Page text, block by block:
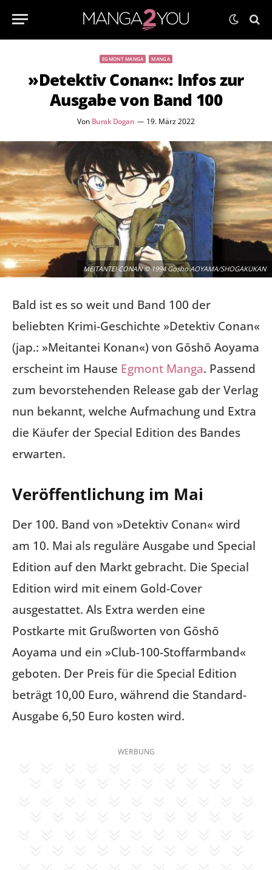
EGMONT MANGA MANGA
»Detektiv Conan«: Infos zur
Ausgabe von Band 100
Von Burak Dogan 19. März 2022
MEITANTEI CONAN © 1994 Gosho AOYAMA/SHOGAKUKAN
Bald ist es so weit und Band 100 der
beliebten Krimi-Geschichte »Detektiv Conan«
(jap.: »Meitantei Konan«) von Gōshō Aoyama
erscheint im Hause Egmont Manga. Passend
zum bevorstehenden Release gab der Verlag
nun bekannt, welche Aufmachung und Extra
die Käufer der Special Edition des Bandes
erwarten.
Veröffentlichung im Mai
Der 100. Band von »Detektiv Conan« wird
am 10. Mai als reguläre Ausgabe und Special
Edition auf den Markt gebracht. Die Special
Edition wird mit einem Gold-Cover
ausgestattet. Als Extra werden eine
Postkarte mit Grußworten von Gōshō
Aoyama und ein »Club-100-Stoffarmband«
geboten. Der Preis für die Special Edition
beträgt 10,00 Euro, während die Standard-
Ausgabe 6,50 Euro kosten wird.
WERBUNG